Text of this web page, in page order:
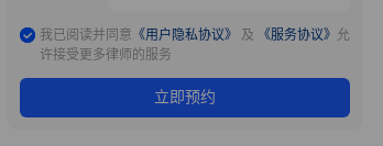
我已阅读并同意 《用户隐私协议》 及 《服务协议》 允
许接受更多律师的服务
立即预约